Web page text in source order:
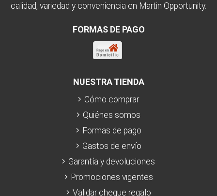
calidad, variedad y conveniencia en Martin Opportunity.
FORMAS DE PAGO
NUESTRA TIENDA
Cómo comprar
Quiénes somos
Formas de pago
Gastos de envío
Garantía y devoluciones
Promociones vigentes
Validar cheque regalo